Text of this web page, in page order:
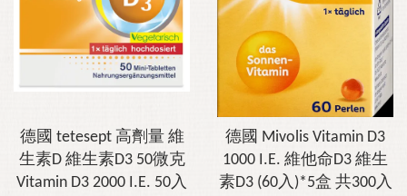
德國 tetesept 高劑量 維
生素D 維生素D3 50微克
Vitamin D3 2000 I.E. 50入
德國 Mivolis Vitamin D3
1000 I.E. 維他命D3 維生
素D3 (60入)*5盒 共300入